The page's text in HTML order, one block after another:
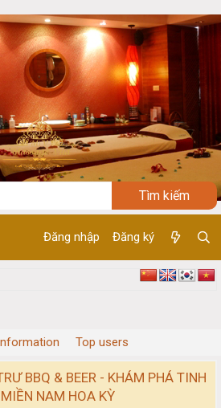
Đăng nhập Đăng ký
Top users
BBQ & BEER - KHÁM PHÁ TINH
NAM HOA KỲ